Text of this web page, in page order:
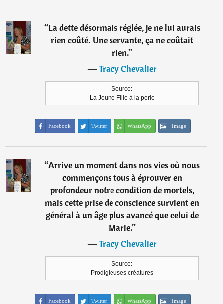
“La dette désormais réglée, je ne lui aurais
rien coûté. Une servante, ça ne coûtait
rien.”
―Tracy Chevalier
Source:
La Jeune Fille à la perle
Facebook Twitter WhatsApp Image
“Arrive un moment dans nos vies où nous
commençons tous à éprouver en
profondeur notre condition de mortels,
mais cette prise de conscience survient en
général à un âge plus avancé que celui de
Marie.”
―Tracy Chevalier
Source:
Prodigieuses créatures
Facebook Twitter WhatsApp Image